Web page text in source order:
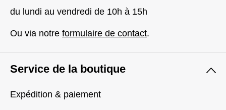
du lundi au vendredi de 10h à 15h
Ou via notre formulaire de contact.
Service de la boutique
Expédition & paiement